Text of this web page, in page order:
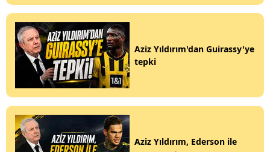
Aziz Yıldırım'dan Guirassy'ye
tepki
Aziz Yıldırım, Ederson ile